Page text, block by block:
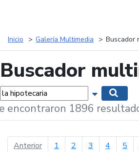
Inicio Galería Multimedia Buscador
Buscador
Mostrar
encontraron 1896
Anteriorpágina anterior
1 2 3 4 5